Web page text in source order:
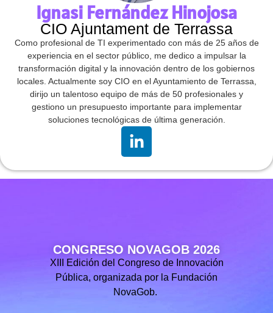
Ignasi Fernández Hinojosa
CIO Ajuntament de Terrassa
Como profesional de TI experimentado con más de 25 años de
experiencia en el sector público, me dedico a impulsar la
transformación digital y la innovación dentro de los gobiernos
locales. Actualmente soy CIO en el Ayuntamiento de Terrassa,
dirijo un talentoso equipo de más de 50 profesionales y
gestiono un presupuesto importante para implementar
soluciones tecnológicas de última generación.
CONGRESO NOVAGOB 2026
XIII Edición del Congreso de Innovación
Pública, organizada por la Fundación
NovaGob.